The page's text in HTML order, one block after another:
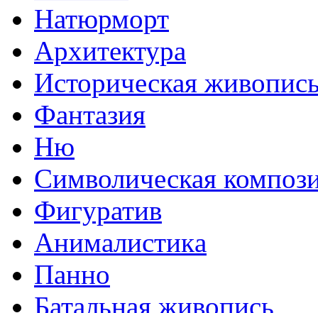
Натюрморт
Архитектура
Историческая
Фантазия
Ню
Символическая
Фигуратив
Анималистикa
Панно
Батальная живопись